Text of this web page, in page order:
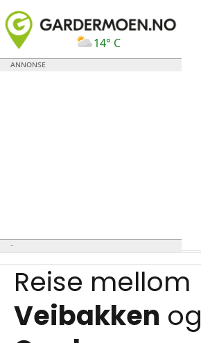
14° C
Reise mellom
Veibakken og